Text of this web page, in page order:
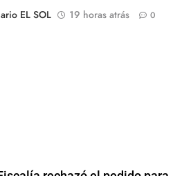
EL SOL
19 horas atrás 0